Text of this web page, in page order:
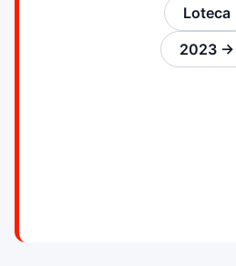
Loteca
2023 →